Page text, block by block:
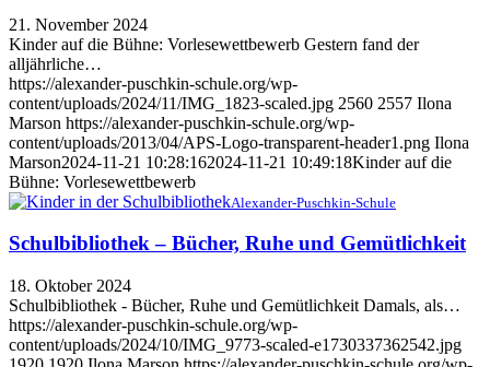
21. November 2024
Kinder auf die Bühne: Vorlesewettbewerb Gestern fand der
alljährliche…
https://alexander-puschkin-schule.org/wp-
content/uploads/2024/11/IMG_1823-scaled.jpg 2560 2557 Ilona
Marson https://alexander-puschkin-schule.org/wp-
content/uploads/2013/04/APS-Logo-transparent-header1.png Ilona
Marson2024-11-21 10:28:162024-11-21 10:49:18Kinder auf die
Bühne: Vorlesewettbewerb
Alexander-Puschkin-Schule
Schulbibliothek – Bücher, Ruhe und Gemütlichkeit
18. Oktober 2024
Schulbibliothek - Bücher, Ruhe und Gemütlichkeit Damals, als…
https://alexander-puschkin-schule.org/wp-
content/uploads/2024/10/IMG_9773-scaled-e1730337362542.jpg